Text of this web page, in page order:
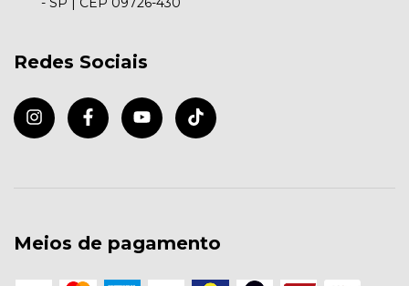
Redes Sociais
Meios de pagamento